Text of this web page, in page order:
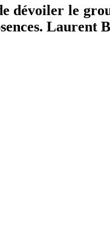
dévoiler le
Laurent